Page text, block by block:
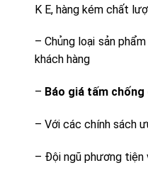
K E, hàng kém chất
– Chủng loại sản
khách hàng
– Báo giá tấm
– Với các chính sách
– Đội ngũ phương tiện